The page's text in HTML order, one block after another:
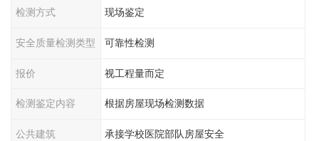
检测方式 现场鉴定
安全质量检测类型 可靠性检测
报价 视工程量而定
检测鉴定内容 根据房屋现场检测数据
公共建筑 承接学校医院部队房屋安全